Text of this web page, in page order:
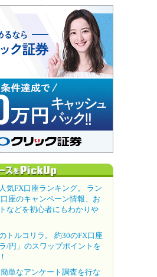
気FX口座ランキング。 ラン
座のキャンペーン情報、お
などを初心者にもわかりや
トルコリラ。 約30のFX口座
/円」のスワップポイントを
単なアンケート調査を行な